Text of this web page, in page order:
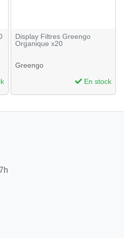
Display Filtres Greengo
Organique x20
Greengo
En stock